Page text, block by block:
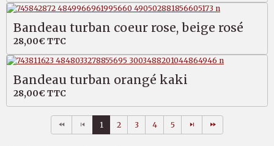
Bandeau turban coeur rose, beige rosé
28,00€ TTC
Bandeau turban orangé kaki
28,00€ TTC
1 2 3 4 5